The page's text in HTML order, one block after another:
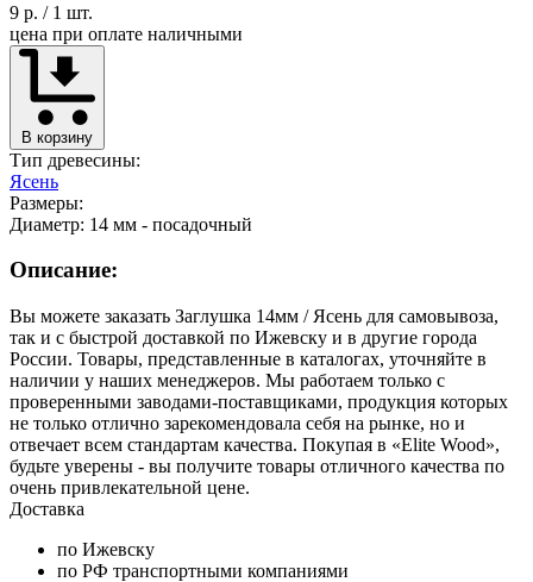
9 р. / 1 шт.
цена при оплате наличными
В корзину
Тип древесины:
Ясень
Размеры:
Диаметр: 14 мм - посадочный
Описание:
Вы можете заказать Заглушка 14мм / Ясень для самовывоза,
так и с быстрой доставкой по Ижевску и в другие города
России. Товары, представленные в каталогах, уточняйте в
наличии у наших менеджеров. Мы работаем только с
проверенными заводами-поставщиками, продукция которых
не только отлично зарекомендовала себя на рынке, но и
отвечает всем стандартам качества. Покупая в «Elite Wood»,
будьте уверены - вы получите товары отличного качества по
очень привлекательной цене.
Доставка
по Ижевску
по РФ транспортными компаниями